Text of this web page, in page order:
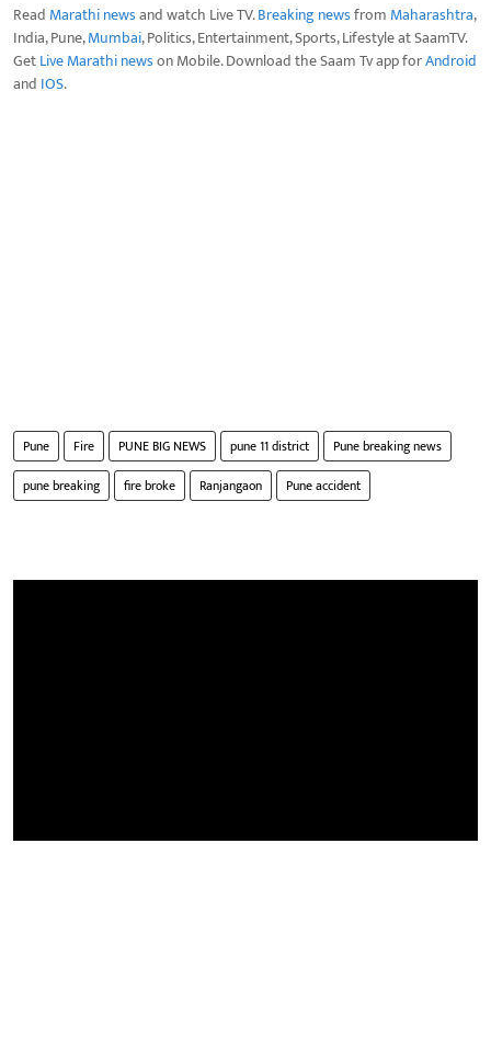
Read Marathi newsand watch Live TV.Breaking newsfrom Maharashtra,
India, Pune,Mumbai, Politics, Entertainment, Sports, Lifestyle at SaamTV.
GetLive Marathi newson Mobile. Download the Saam Tv app forAndroid
and IOS.
Pune Fire PUNE BIG NEWS pune 11 district
Pune breaking news
pune breaking
fire broke Ranjangaon Pune accident